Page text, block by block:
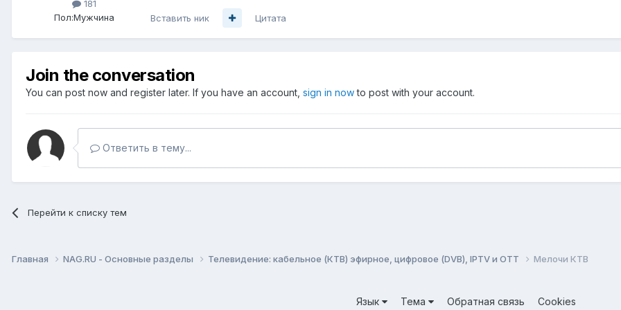
181
Пол:Мужчина Вставить ник Цитата
Join the conversation
You can post now and register later. If you have an account, sign in nowto post with your account.
Ответить в тему...
Перейти к списку тем
Главная NAG.RU - Основные разделы Телевидение: кабельное (КТВ) эфирное, цифровое (DVB), IPTV и OTT Мелочи КТВ
Язык Тема Обратная связь Cookies